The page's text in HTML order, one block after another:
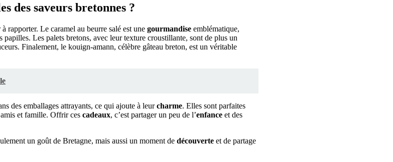
des saveurs bretonnes ?
rapporter. Le caramel au beurre salé est une gourmandise emblématique,
Les palets bretons, avec leur texture croustillante, sont de plus un
Finalement, le kouign-amann, célèbre gâteau breton, est un véritable
des emballages attrayants, ce qui ajoute à leurcharme. Elles sont parfaites
et famille. Offrir ces cadeaux, c’est partager un peu de l’enfance et des
un goût de Bretagne, mais aussi un moment de découverte et de partage